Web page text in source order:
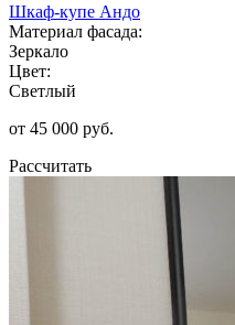
Шкаф-купе Андо
Материал фасада:
Зеркало
Цвет:
Светлый
от 45 000 руб.
Рассчитать